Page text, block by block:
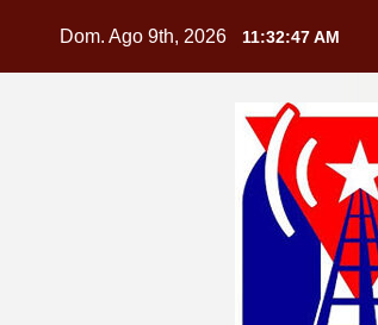
Dom. Ago 9th, 2026 11:32:48 AM